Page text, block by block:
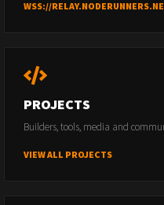
WSS://
PROJECTS
Builders, tools, media and
VIEW ALL PROJECTS